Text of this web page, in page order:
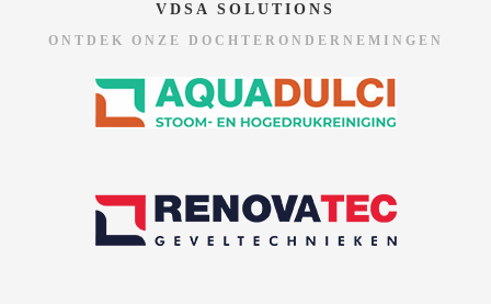
VDSA SOLUTIONS
ONTDEK ONZE DOCHTERONDERNEMINGEN